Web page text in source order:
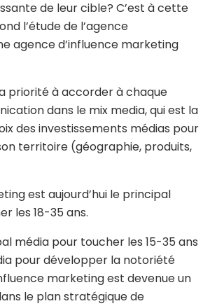
de leur cible? C’est à cette
l’étude de l’agence
agence d’influence marketing
priorité à accorder à chaque
dans le mix media, qui est la
des investissements médias pour
territoire (géographie, produits,
est aujourd’hui le principal
les 18-35 ans.
média pour toucher les 15-35 ans
pour développer la notoriété
marketing est devenue un
le plan stratégique de